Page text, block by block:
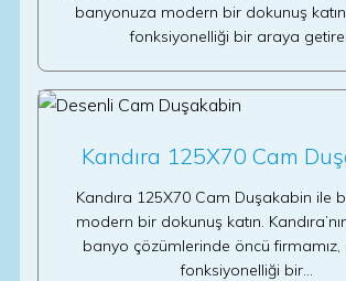
banyonuza modern bir dokunuş
fonksiyonelliği bir araya
Kandıra 125X70 Cam
Kandıra 125X70 Cam Duşakabin ile
modern bir dokunuş katın.
banyo çözümlerinde öncü firmamız,
fonksiyonelliği bir…